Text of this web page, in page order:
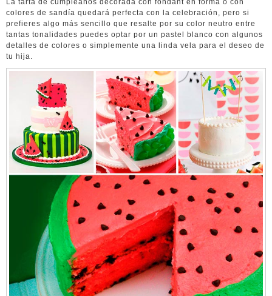
La tarta de cumpleaños decorada con fondant en forma o con
colores de sandía quedará perfecta con la celebración, pero si
prefieres algo más sencillo que resalte por su color neutro entre
tantas tonalidades puedes optar por un pastel blanco con algunos
detalles de colores o simplemente una linda vela para el deseo de
tu hija.